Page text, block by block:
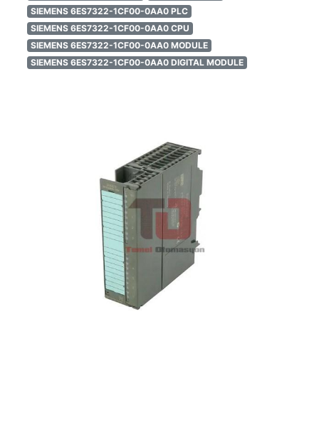
SIEMENS 6ES7322-1CF00-0AA0 PLC
SIEMENS 6ES7322-1CF00-0AA0 CPU
SIEMENS 6ES7322-1CF00-0AA0 MODULE
SIEMENS 6ES7322-1CF00-0AA0 DIGITAL MODULE